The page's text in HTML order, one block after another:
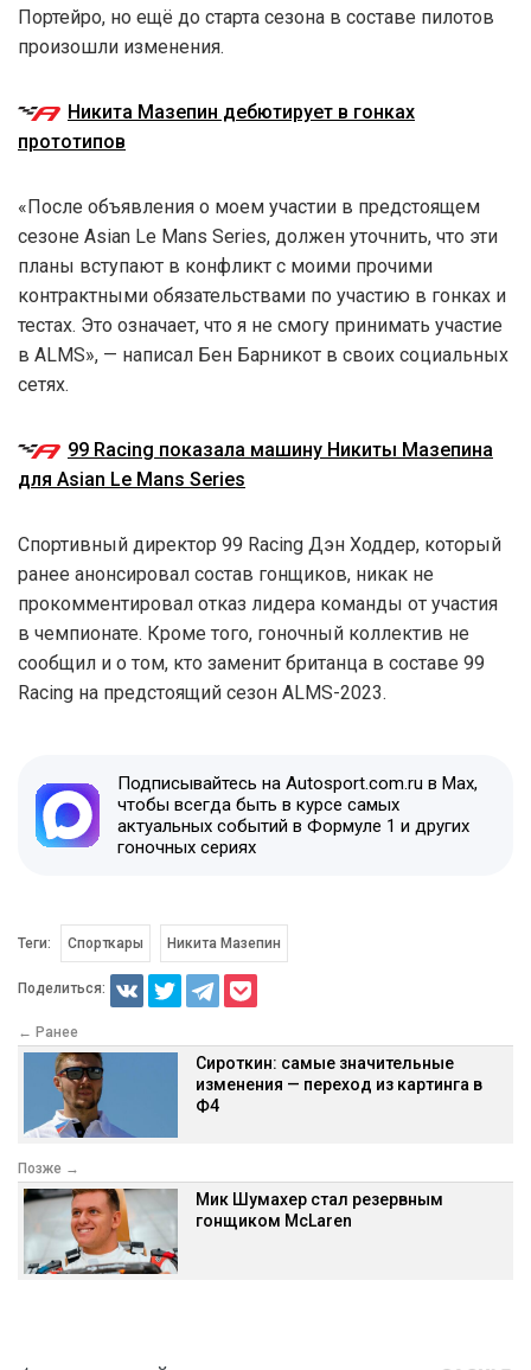
Портейро, но ещё до старта сезона в составе пилотов
произошли изменения.
Никита Мазепин дебютирует в гонках
прототипов
«После объявления о моем участии в предстоящем
сезоне Asian Le Mans Series, должен уточнить, что эти
планы вступают в конфликт с моими прочими
контрактными обязательствами по участию в гонках и
тестах. Это означает, что я не смогу принимать участие
в ALMS», — написал Бен Барникот в своих социальных
сетях.
99 Racing показала машину Никиты Мазепина
для Asian Le Mans Series
Спортивный директор 99 Racing Дэн Ходдер, который
ранее анонсировал состав гонщиков, никак не
прокомментировал отказ лидера команды от участия
в чемпионате. Кроме того, гоночный коллектив не
сообщил и о том, кто заменит британца в составе 99
Racing на предстоящий сезон ALMS-2023.
Подписывайтесь на Autosport.com.ru в Max,
чтобы всегда быть в курсе самых
актуальных событий в Формуле 1 и других
гоночных сериях
Теги: Спорткары Никита Мазепин
Поделиться:
← Ранее
Сироткин: самые значительные
изменения — переход из картинга в
Ф4
Позже →
Мик Шумахер стал резервным
гонщиком McLaren